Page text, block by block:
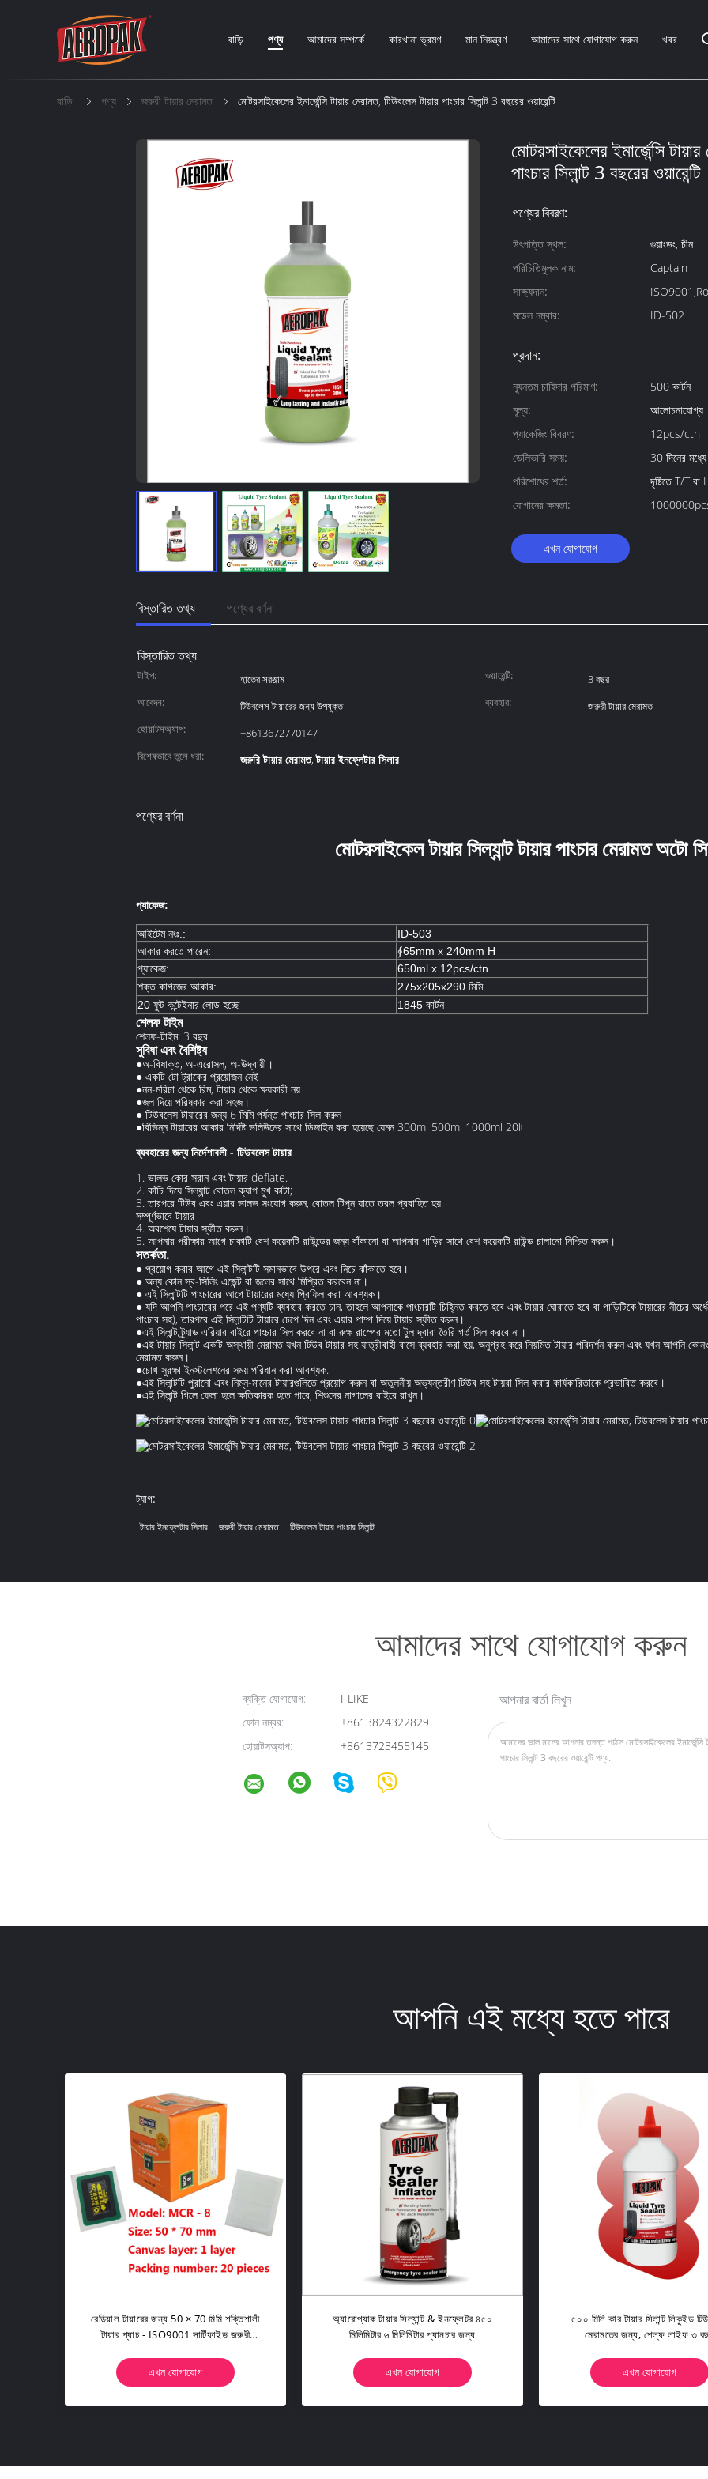
বাড়ি পণ্য আমাদের সম্পর্কে কারখানা ভ্রমণ মান নিয়ন্ত্রণ আমাদের সাথে যোগাযোগ করুন খবর
বাড়ি পণ্য জরুরী টায়ার মেরামত মোটরসাইকেলের ইমার্জেন্সি টায়ার মেরামত, টিউবলেস টায়ার পাংচার সিলান্ট 3 বছরের ওয়ারেন্টি
মোটরসাইকেলের ইমার্জেন্সি
পাংচার সিলান্ট 3 বছরের ওয়ারেন্টি
পণ্যের বিবরণ:
উৎপত্তি স্থল:
গুয়াংডং, চীন
পরিচিতিমুলক নাম:
Captain
সাক্ষ্যদান:
মডেল নম্বার:
ID-502
প্রদান:
ন্যূনতম চাহিদার পরিমাণ:
500 কার্টন
মূল্য:
আলোচনাযোগ্য
প্যাকেজিং বিবরণ:
12pcs/ctn
ডেলিভারি সময়:
30 দিনের মধ্যে
পরিশোধের শর্ত:
দৃষ্টিতে T/T বা
যোগানের ক্ষমতা:
এখন যোগাযোগ
বিস্তারিত তথ্য পণ্যের বর্ণনা
বিস্তারিত তথ্য
টাইপ: হাতের সরঞ্জাম ওয়ারেন্টি:
3 বছর
আবেদন:
টিউবলেস টায়ারের জন্য উপযুক্ত ব্যবহার:
জরুরী টায়ার মেরামত
হোয়াটসঅ্যাপ:
+8613672770147
বিশেষভাবে তুলে ধরা:
জরুরি টায়ার মেরামত,টায়ার ইনফ্লেটার সিলার
পণ্যের বর্ণনা
মোটরসাইকেল টায়ার সিল্যান্ট টায়ার পাংচার মেরামত অটো
প্যাকেজ:
আইটেম নংঃ.:
ID-503
আকার করতে পারেন:
∮65mm x 240mm H
প্যাকেজ:
650ml x 12pcs/ctn
শক্ত কাগজের আকার:
275x205x290 মিমি
20 ফুট কন্টেইনার লোড হচ্ছে
1845 কার্টন
শেলফ টাইম
শেলফ-টাইম: 3 বছর
সুবিধা এবং বৈশিষ্ট্য
●অ-বিষাক্ত, অ-এরোসল, অ-উদ্বায়ী।
● একটি টো ট্রাকের প্রয়োজন নেই
●নন-মরিচা থেকে রিম, টায়ার থেকে ক্ষয়কারী নয়
●জল দিয়ে পরিষ্কার করা সহজ।
● টিউবলেস টায়ারের জন্য 6 মিমি পর্যন্ত পাংচার সিল করুন
●বিভিন্ন টায়ারের আকার নির্দিষ্ট ভলিউমের সাথে ডিজাইন করা হয়েছে যেমন 300ml 500ml 1000ml 20l৷
ব্যবহারের জন্য নির্দেশাবলী - টিউবলেস টায়ার
1. ভালভ কোর সরান এবং টায়ার deflate.
2. কাঁচি দিয়ে সিল্যান্ট বোতল ক্যাপ মুখ কাটা;
3. তারপরে টিউব এবং এয়ার ভালভ সংযোগ করুন, বোতল টিপুন যাতে তরল প্রবাহিত হয়
সম্পূর্ণভাবে টায়ার
4. অবশেষে টায়ার স্ফীত করুন।
5. আপনার পরীক্ষার আগে চাকাটি বেশ কয়েকটি রাউন্ডের জন্য বাঁকানো বা আপনার গাড়ির সাথে বেশ কয়েকটি রাউন্ড চালানো নিশ্চিত করুন।
সতর্কতা.
● প্রয়োগ করার আগে এই সিলান্টটি সমানভাবে উপরে এবং নিচে ঝাঁকাতে হবে।
● অন্য কোন স্ব-সিলিং এজেন্ট বা জলের সাথে মিশ্রিত করবেন না।
● এই সিলান্টটি পাংচারের আগে টায়ারের মধ্যে প্রিফিল করা আবশ্যক।
● যদি আপনি পাংচারের পরে এই পণ্যটি ব্যবহার করতে চান, তাহলে আপনাকে পাংচারটি চিহ্নিত করতে হবে এবং টায়ার ঘোরাতে হবে বা গাড়িটিকে টায়ারের নীচের
পাংচার সহ), তারপরে এই সিলান্টটি টায়ারে চেপে দিন এবং এয়ার পাম্প দিয়ে টায়ার স্ফীত করুন।
●এই সিলান্ট ট্র্যাড এরিয়ার বাইরে পাংচার সিল করবে না বা রুক্ষ রাস্পের মতো টুল দ্বারা তৈরি গর্ত সিল করবে না।
●এই টায়ার সিলান্ট একটি অস্থায়ী মেরামত যখন টিউব টায়ার সহ যাত্রীবাহী বাসে ব্যবহার করা হয়, অনুগ্রহ করে নিয়মিত টায়ার পরিদর্শন করুন এবং যখন আপনি
মেরামত করুন।
●চোখ সুরক্ষা ইনস্টলেশনের সময় পরিধান করা আবশ্যক.
●এই সিলান্টটি পুরানো এবং নিম্ন-মানের টায়ারগুলিতে প্রয়োগ করুন বা অতুলনীয় অভ্যন্তরীণ টিউব সহ টায়রা সিল করার কার্যকারিতাকে প্রভাবিত করবে।
●এই সিলান্ট গিলে ফেলা হলে ক্ষতিকারক হতে পারে, শিশুদের নাগালের বাইরে রাখুন।
ট্যাগ:
টায়ার ইনফ্লেটার সিলার জরুরী টায়ার মেরামত টিউবলেস টায়ার পাংচার সিলান্ট
আমাদের সাথে যোগাযোগ করুন
ব্যক্তি যোগাযোগ:
I-LIKE
ফোন নম্বর:
+8613824322829
হোয়াটসঅ্যাপ:
+8613723455145
আপনার বার্তা লিখুন
আপনি এই মধ্যে হতে পারে
রেডিয়াল টায়ারের জন্য 50 × 70 মিমি শক্তিশালী
টায়ার প্যাচ - ISO9001 সার্টিফাইড জরুরী
এখন যোগাযোগ
অ্যারোপ্যাক টায়ার সিল্যান্ট & ইনফ্লেটর ৪৫০
মিলিমিটার ৬ মিলিমিটার প্যানচার জন্য
এখন যোগাযোগ
৫০০ মিলি কার টায়ার সিলান্ট লিকুইড
মেরামতের জন্য, শেল্ফ লাইফ ৩
এখন যোগাযোগ